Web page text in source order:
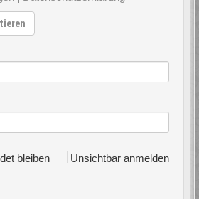
bleiben Unsichtbar anmelden